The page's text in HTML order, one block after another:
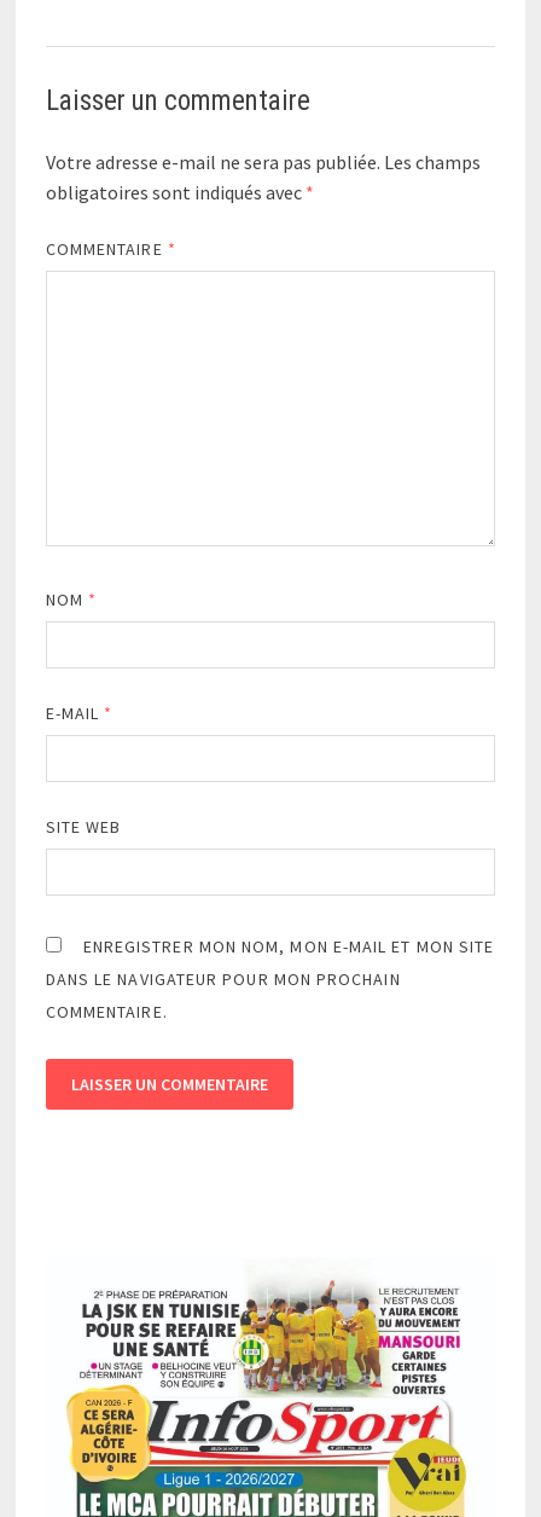
Laisser un commentaire
Votre adresse e-mail ne sera pas publiée. Les champs
obligatoires sont indiqués avec *
COMMENTAIRE *
NOM *
E-MAIL *
SITE WEB
ENREGISTRER MON NOM, MON E-MAIL ET MON SITE
DANS LE NAVIGATEUR POUR MON PROCHAIN
COMMENTAIRE.